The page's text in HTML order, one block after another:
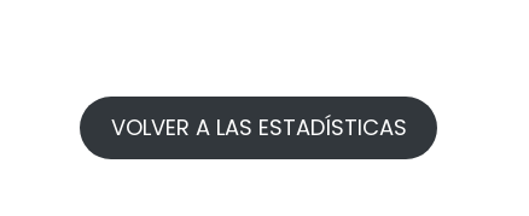
VOLVER A LAS ESTADÍSTICAS